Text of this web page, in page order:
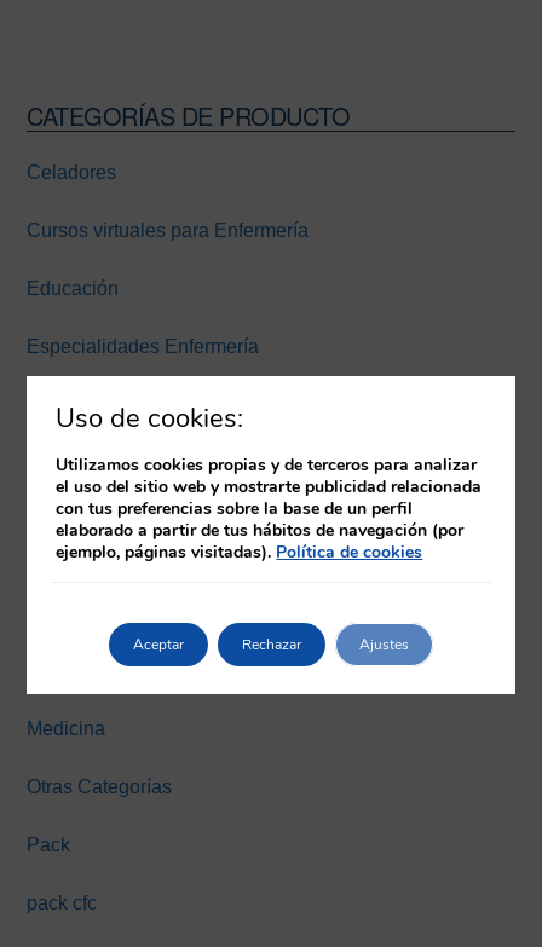
Barra
lateral
CATEGORÍAS DE PRODUCTO
Celadores
Cursos virtuales para Enfermería
Educación
Especialidades Enfermería
Experiencia inmersiva
Expertos Enfermería Universidad Europea Miguel de
Cervantes
Farmacia
Máster y Expertos Online
Medicina
Otras Categorías
Pack
pack cfc
Uso de cookies:
Utilizamos cookies propias y de terceros para analizar
el uso del sitio web y mostrarte publicidad relacionada
con tus preferencias sobre la base de un perfil
elaborado a partir de tus hábitos de navegación (por
ejemplo, páginas visitadas). Política de cookies
Aceptar Rechazar Ajustes